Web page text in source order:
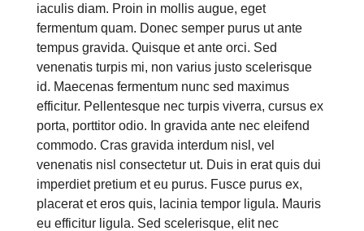
iaculis diam. Proin in mollis augue, eget
fermentum quam. Donec semper purus ut ante
tempus gravida. Quisque et ante orci. Sed
venenatis turpis mi, non varius justo scelerisque
id. Maecenas fermentum nunc sed maximus
efficitur. Pellentesque nec turpis viverra, cursus ex
porta, porttitor odio. In gravida ante nec eleifend
commodo. Cras gravida interdum nisl, vel
venenatis nisl consectetur ut. Duis in erat quis dui
imperdiet pretium et eu purus. Fusce purus ex,
placerat et eros quis, lacinia tempor ligula. Mauris
eu efficitur ligula. Sed scelerisque, elit nec